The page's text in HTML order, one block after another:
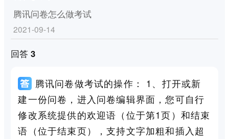
腾讯问卷怎么做考试
2021-09-14
回答 3
腾讯问卷做考试的操作： 1、打开或新
建一份问卷，进入问卷编辑界面，您可自行
修改系统提供的欢迎语（位于第1页）和结束
语（位于结束页），支持文字加粗和插入超